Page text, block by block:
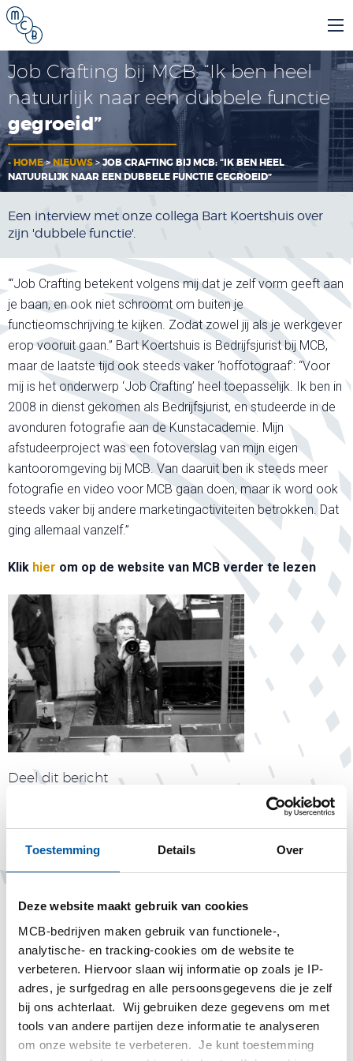
Toestemming Details Over
Deze website maakt gebruik van cookies
MCB-bedrijven maken gebruik van functionele-,
analytische- en tracking-cookies om de website te
verbeteren. Hiervoor slaan wij informatie op zoals je IP-
adres, je surfgedrag en alle persoonsgegevens die je zelf
bij ons achterlaat. Wij gebruiken deze gegevens om met
tools van andere partijen deze informatie te analyseren
om onze website te verbeteren. Je kunt toestemming
Job Crafting bij MCB: “Ik ben heel
natuurlijk naar een dubbele functie
gegroeid”
- HOME>NIEUWS>JOB CRAFTING BIJ MCB: “IK BEN HEEL
NATUURLIJK NAAR EEN DUBBELE FUNCTIE GEGROEID”
Een interview met onze collega Bart Koertshuis over
zijn 'dubbele functie'.
“‘Job Crafting betekent volgens mij dat je zelf vorm geeft aan
je baan, en ook niet schroomt om buiten je
functieomschrijving te kijken. Zodat zowel jij als je werkgever
erop vooruit gaan.” Bart Koertshuis is Bedrijfsjurist bij MCB,
maar de laatste tijd ook steeds vaker ‘hoffotograaf’: “Voor
mij is het onderwerp ‘Job Crafting’ heel toepasselijk. Ik ben in
2008 in dienst gekomen als Bedrijfsjurist, en studeerde in de
avonduren fotografie aan de Kunstacademie. Mijn
afstudeerproject was een fotoverslag van mijn eigen
kantooromgeving bij MCB. Van daaruit ben ik steeds meer
fotografie en video voor MCB gaan doen, maar ik word ook
steeds vaker bij andere marketingactiviteiten betrokken. Dat
ging allemaal vanzelf.”
Klik hier om op de website van MCB verder te lezen
Deel dit bericht
Maatschappij
Tags